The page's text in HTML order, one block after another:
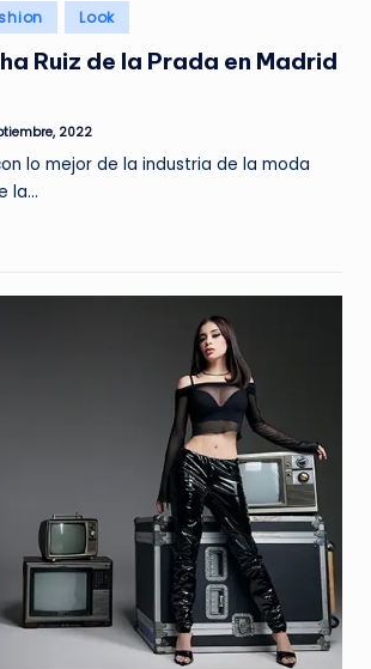
Look
Ruiz de la Prada en Madrid
2022
lo mejor de la industria de la moda
la…